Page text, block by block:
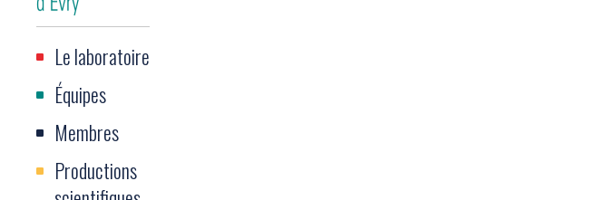
Le laboratoire
Équipes
Membres
Productions